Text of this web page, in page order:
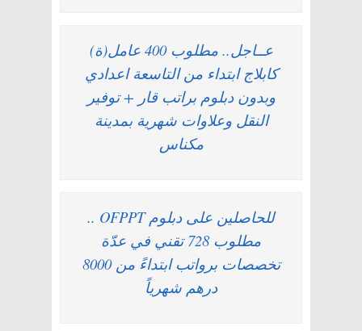
عــاجل.. مطلوب 400 عامل(ة)
كابلاج ابتداء من التاسعة اعدادي
وبدون دبلوم براتب قار + توفير
النقل وعلاوات شهرية بمدينة
مكناس
للحاصلين على دبلوم OFPPT ..
مطلوب 728 تقني في عدّة
تخصصات برواتب ابتداءً من 8000
درهم شهرياً